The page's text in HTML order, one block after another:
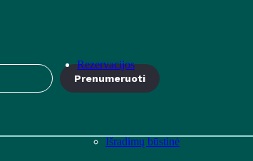
Rezervacijos
Išradimų būstinė
Prenumeruoti